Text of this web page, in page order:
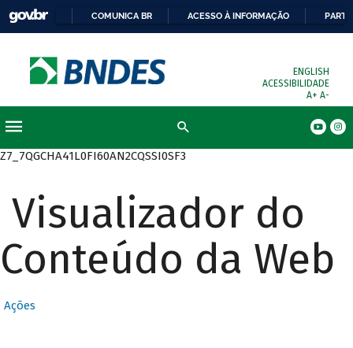
COMUNICA BR ACESSO À INFORMAÇÃO
ENGLISH
ACESSIBILIDADE
A+ A-
Z7_7QGCHA41L0FI60AN2CQSSI0SF3
Visualizador do
Conteúdo da Web
Ações